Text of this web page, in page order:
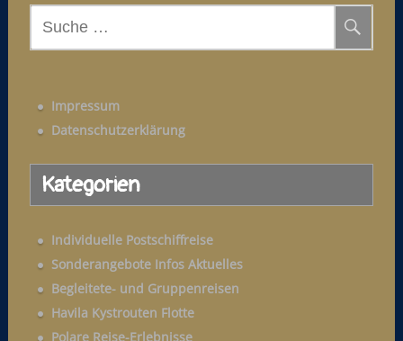
e
n
a
h
Impressum
Datenschutzerklärung
Kategorien
Individuelle Postschiffreise
Sonderangebote Infos Aktuelles
Begleitete- und Gruppenreisen
Havila Kystrouten Flotte
Polare Reise-Erlebnisse